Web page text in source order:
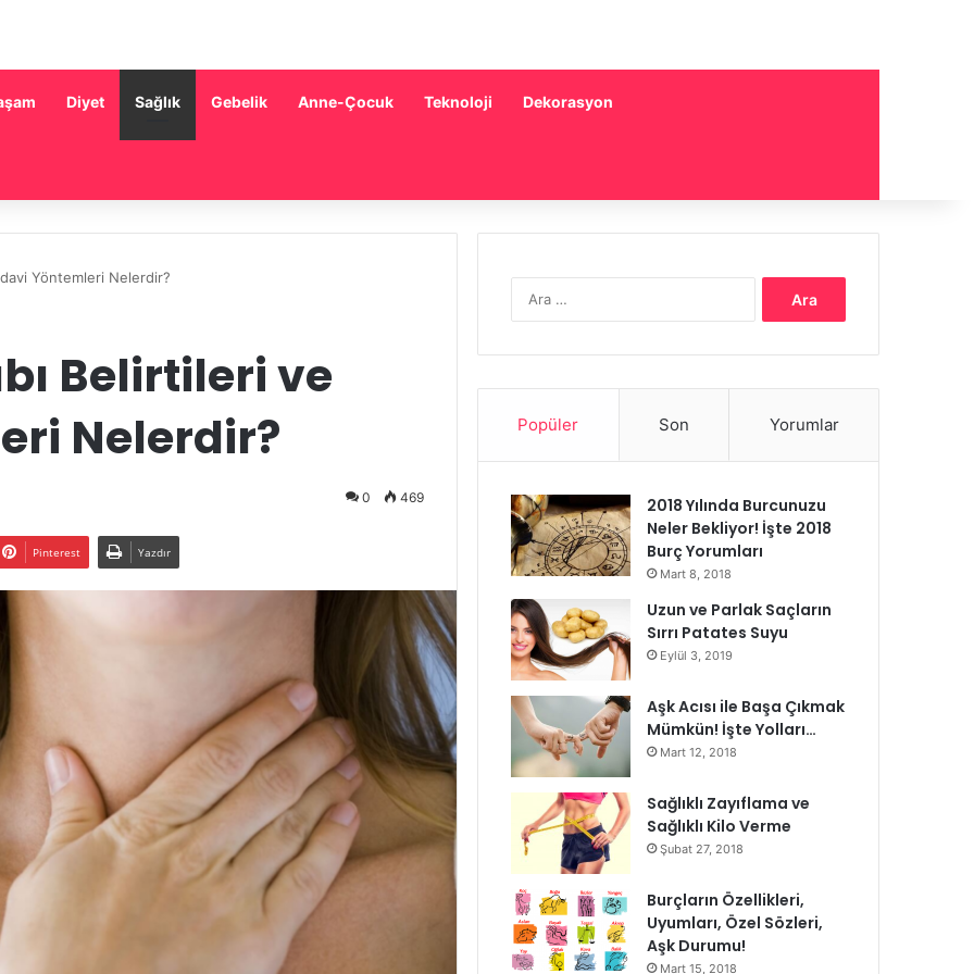
Diyet Sağlık Gebelik Anne-Çocuk Teknoloji Dekorasyon
Yöntemleri Nelerdir?
Belirtileri ve
Nelerdir?
0 469
Pinterest Yazdır
Popüler Son Yorumlar
2018 Yılında Burcunuzu
Neler Bekliyor! İşte 2018
Burç Yorumları
Mart 8, 2018
Uzun ve Parlak Saçların
Sırrı Patates Suyu
Eylül 3, 2019
Aşk Acısı ile Başa Çıkmak
Mümkün! İşte Yolları…
Mart 12, 2018
Sağlıklı Zayıflama ve
Sağlıklı Kilo Verme
Şubat 27, 2018
Burçların Özellikleri,
Uyumları, Özel Sözleri,
Aşk Durumu!
Mart 15, 2018